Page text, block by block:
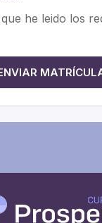
he leido los